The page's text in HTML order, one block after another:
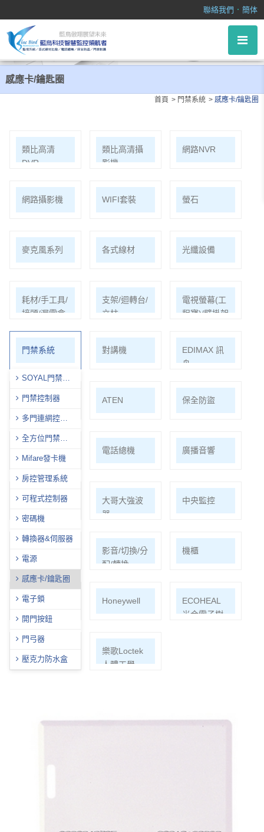
聯絡我們 ． 簡体
感應卡/鑰匙圈
首頁 門禁系統 感應卡/鑰匙圈
類比高清
DVR
類比高清攝
影機
網路NVR
網路攝影機 WIFI套裝 螢石
麥克風系列 各式線材 光纖設備
耗材/手工具/
接頭/漏電盒
支架/迴轉台/
立柱
電視螢幕(工
程寶)/壁掛架
門禁系統
SOYAL門禁全
門禁控制器
多門連網控制
全方位門禁讀
Mifare發卡機
房控管理系統
可程式控制器
密碼機
轉換器&伺服器
電源
感應卡/鑰匙圈
電子鎖
開門按鈕
門弓器
壓克力防水盒
對講機
EDIMAX 訊
舟
PSTEK 五角 ATEN 保全防盜
電話總機 廣播音響
車道系統
大哥大強波
器
中央監控
影音/切換/分
配/轉換
機櫃
通信水電材
料
Honeywell
ECOHEAL
光合電子樹
機
樂歌Loctek
人體工學